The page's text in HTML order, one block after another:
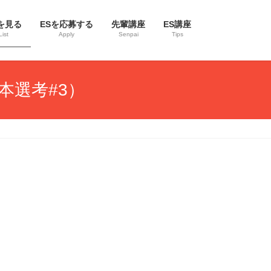
見る ESを応募する
Apply
先輩講座
Senpai
ES講座
Tips
選考#3）